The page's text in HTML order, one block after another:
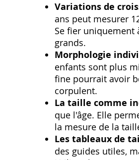
Variations de
ans peut mesurer
Se fier uniquement
grands.
Morphologie
enfants sont plus
fine pourrait avoir
corpulent.
La taille comme
que l'âge. Elle
la mesure de la
Les tableaux de
des guides utiles‚